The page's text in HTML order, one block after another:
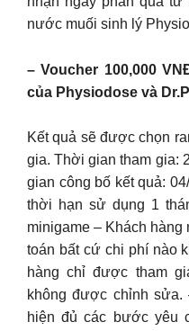
nước muối sinh lý
– Voucher 100,000
của Physiodose và
Kết quả sẽ được chọn
gia. Thời gian tham gia:
gian công bố kết quả:
thời hạn sử dụng 1
minigame – Khách hàng
toán bất cứ chi phí nào
hàng chỉ được tham
không được chỉnh
hiện đủ các bước yêu